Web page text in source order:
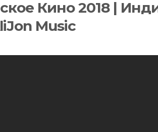
Кино 2018 |
Music